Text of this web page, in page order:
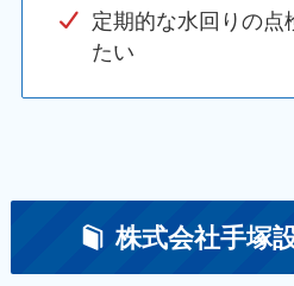
定期的な水回りの点
たい
株式会社手塚